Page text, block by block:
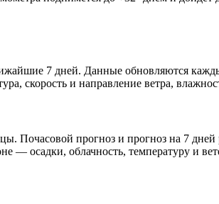
7 дней. Данные обновляются
скорость и направление ветра,
Почасовой прогноз и прогноз на 7
— осадки, облачность, температуру и